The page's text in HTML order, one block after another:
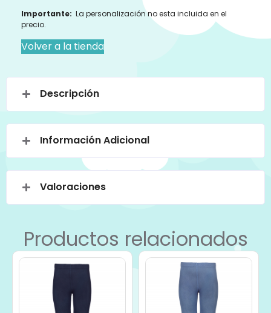
Importante: La personalización no esta incluida en el
precio.
Volver a la tienda
Descripción
Información Adicional
Valoraciones
Productos relacionados